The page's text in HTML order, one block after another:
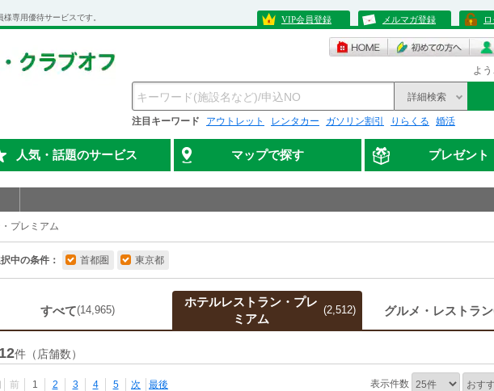
様専用優待サービスです。 VIP会員登録 メルマガ登録
よ
詳細検索
注目キーワード アウトレット レンタカー ガソリン割引 りらくる 婚活
人気・話題のサービス マップで探す プレゼント
プレミアム
中の条件： 首都圏 東京都
すべて(14,965)
ホテルレストラン・プレ
ミアム
(2,512) グルメ・レストラン
件（店舗数）
前 1 2 3 4 5 次 最後 表示件数